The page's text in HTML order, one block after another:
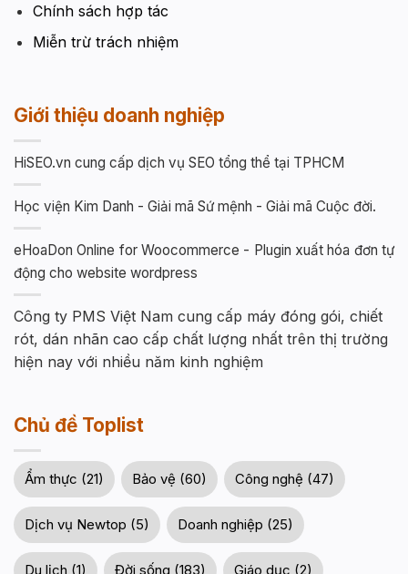
Chính sách hợp tác
Miễn trừ trách nhiệm
Giới thiệu doanh nghiệp
HiSEO.vn cung cấp dịch vụ SEO tổng thể tại TPHCM
Học viện Kim Danh - Giải mã Sứ mệnh - Giải mã Cuộc đời.
eHoaDon Online for Woocommerce - Plugin xuất hóa đơn tự
động cho website wordpress
Công ty PMS Việt Nam cung cấp máy đóng gói, chiết
rót, dán nhãn cao cấp chất lượng nhất trên thị trường
hiện nay với nhiều năm kinh nghiệm
Chủ đề Toplist
Ẩm thực (21) Bảo vệ (60) Công nghệ (47)
Dịch vụ Newtop (5) Doanh nghiệp (25)
Du lịch (1) Đời sống (183) Giáo dục (2)